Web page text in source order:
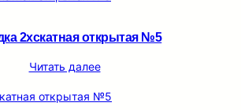
2хскатная открытая №5
Читать далее